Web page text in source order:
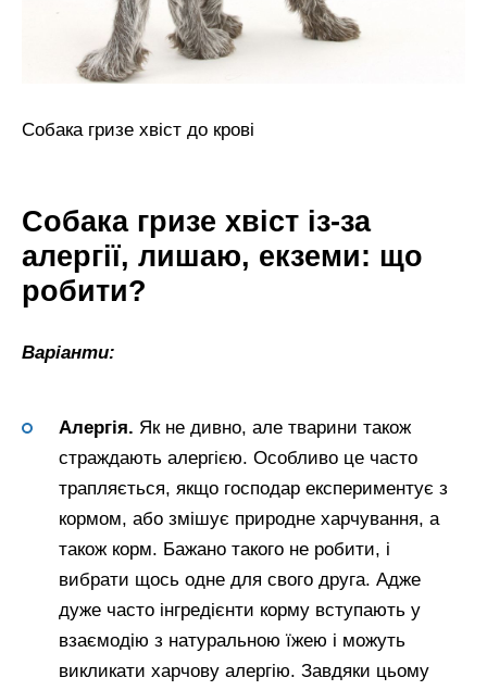
Собака гризе хвіст до крові
Собака гризе хвіст із-за
алергії, лишаю, екземи: що
робити?
Варіанти:
Алергія. Як не дивно, але тварини також
страждають алергією. Особливо це часто
трапляється, якщо господар експериментує з
кормом, або змішує природне харчування, а
також корм. Бажано такого не робити, і
вибрати щось одне для свого друга. Адже
дуже часто інгредієнти корму вступають у
взаємодію з натуральною їжею і можуть
викликати харчову алергію. Завдяки цьому